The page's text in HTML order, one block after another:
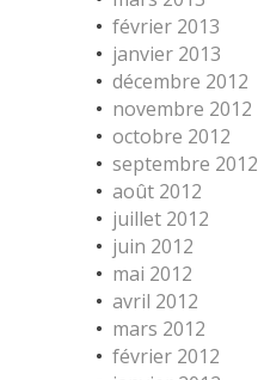
février 2013
janvier 2013
décembre 2012
novembre 2012
octobre 2012
septembre 2012
août 2012
juillet 2012
juin 2012
mai 2012
avril 2012
mars 2012
février 2012